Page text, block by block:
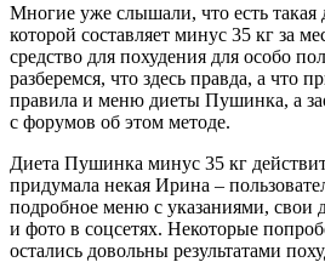
Многие уже слышали, что есть такая
которой составляет минус 35 кг за
средство для похудения для особо
разберемся, что здесь правда, а что
правила и меню диеты Пушинка, а
с форумов об этом методе.
Диета Пушинка минус 35 кг
придумала некая Ирина –
подробное меню с указаниями, свои
и фото в соцсетях. Некоторые
остались довольны результатами